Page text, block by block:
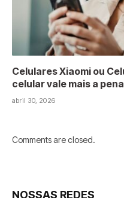
Celulares Xiaomi ou
celular vale mais a
abril 30, 2026
Comments are closed.
NOSSAS REDES